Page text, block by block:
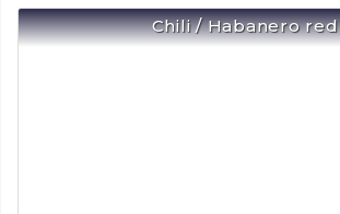
Chili / Habanero red